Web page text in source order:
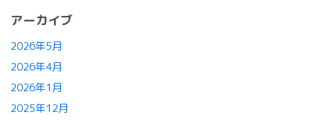
アーカイブ
2026年5月
2026年4月
2026年1月
2025年12月